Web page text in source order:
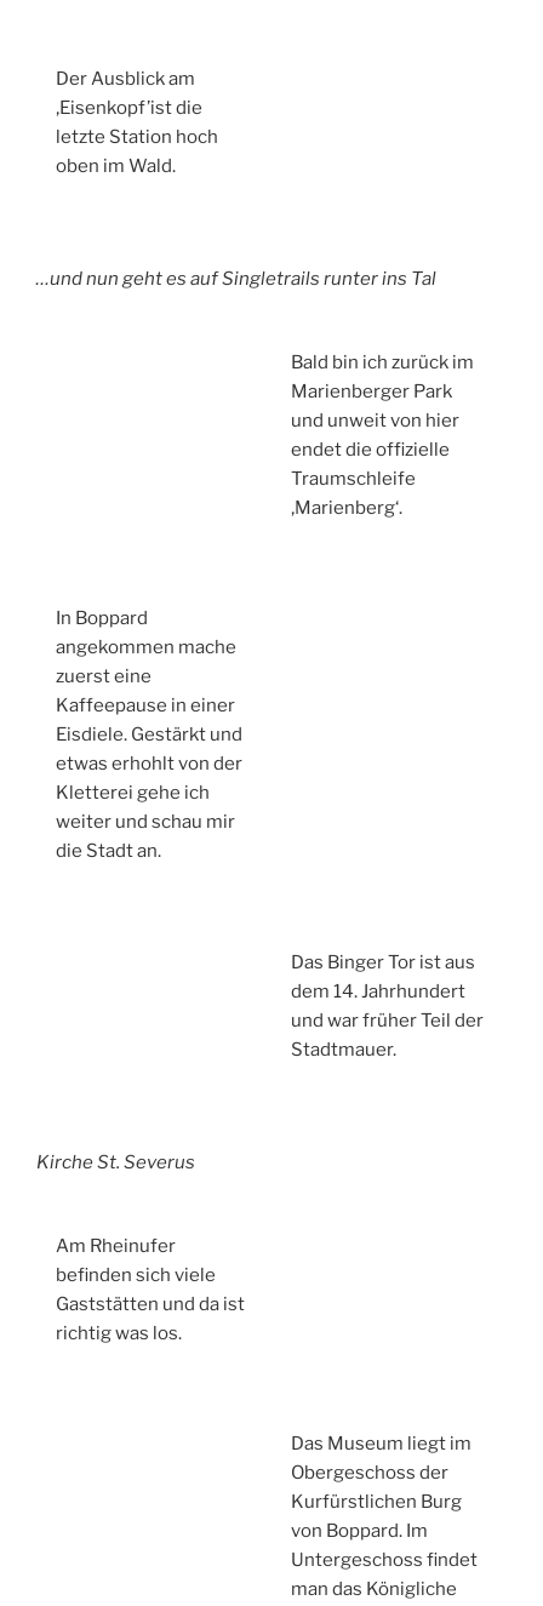
Der Ausblick am
‚Eisenkopf’ist die
letzte Station hoch
oben im Wald.
…und nun geht es auf Singletrails runter ins Tal
Bald bin ich zurück im
Marienberger Park
und unweit von hier
endet die offizielle
Traumschleife
‚Marienberg‘.
In Boppard
angekommen mache
zuerst eine
Kaffeepause in einer
Eisdiele. Gestärkt und
etwas erhohlt von der
Kletterei gehe ich
weiter und schau mir
die Stadt an.
Das Binger Tor ist aus
dem 14. Jahrhundert
und war früher Teil der
Stadtmauer.
Kirche St. Severus
Am Rheinufer
befinden sich viele
Gaststätten und da ist
richtig was los.
Das Museum liegt im
Obergeschoss der
Kurfürstlichen Burg
von Boppard. Im
Untergeschoss findet
man das Königliche